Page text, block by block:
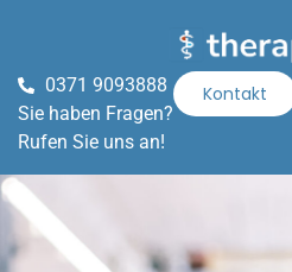
0371 9093888
Sie haben Fragen?
Rufen Sie uns an!
Kontakt